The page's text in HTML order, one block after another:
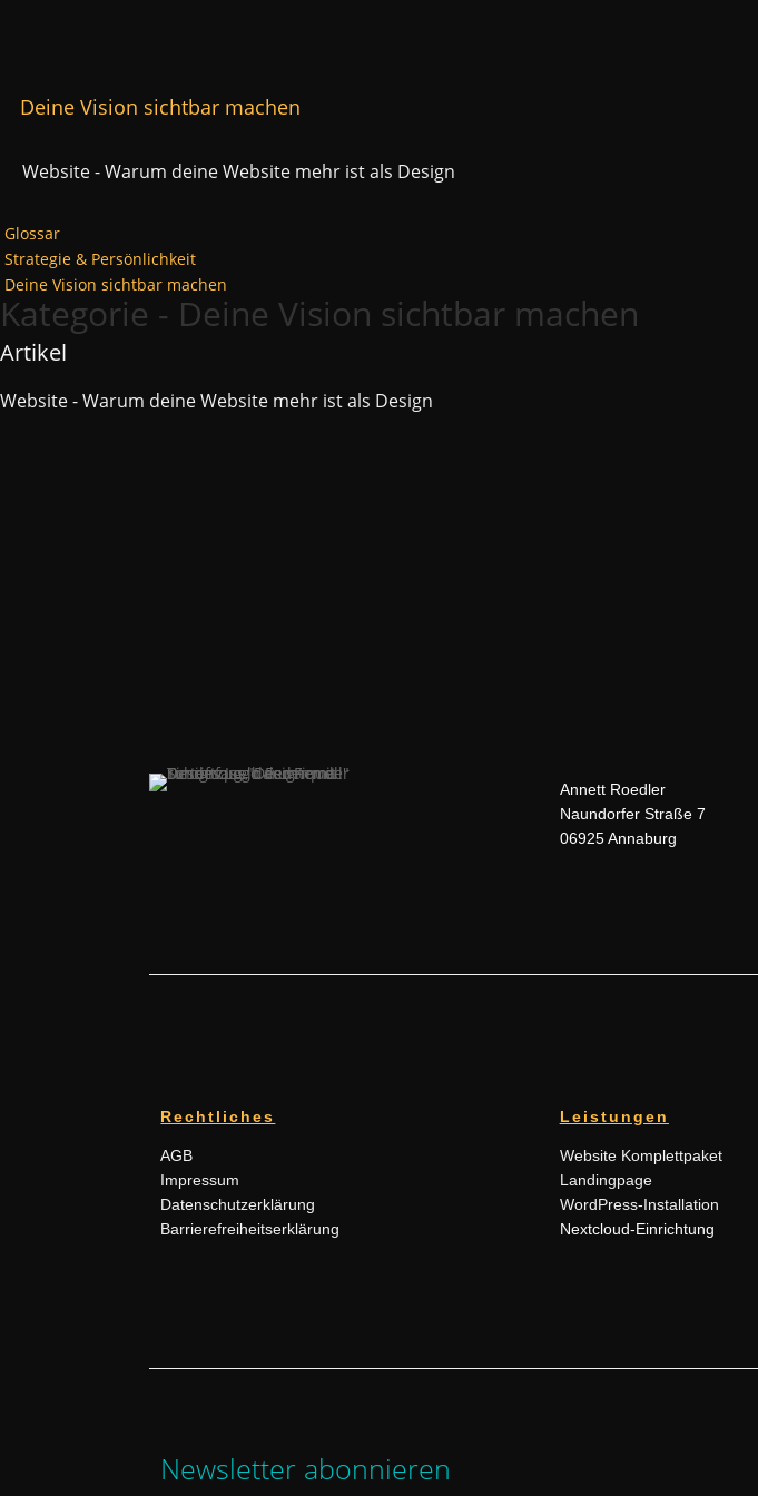
Deine Vision sichtbar machen
Website - Warum deine Website mehr ist als Design
Glossar
Strategie & Persönlichkeit
Deine Vision sichtbar machen
Kategorie - Deine Vision sichtbar machen
Artikel
Website - Warum deine Website mehr ist als Design
Annett Roedler
Naundorfer Straße 7
06925 Annaburg
Rechtliches
AGB
Impressum
Datenschutzerklärung
Barrierefreiheitserklärung
Leistungen
Website Komplettpaket
Landingpage
WordPress-Installation
Nextcloud-Einrichtung
Newsletter abonnieren